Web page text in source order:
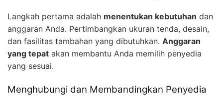
Langkah pertama adalah menentukan kebutuhan dan
anggaran Anda. Pertimbangkan ukuran tenda, desain,
dan fasilitas tambahan yang dibutuhkan. Anggaran
yang tepat akan membantu Anda memilih penyedia
yang sesuai.
Menghubungi dan Membandingkan Penyedia